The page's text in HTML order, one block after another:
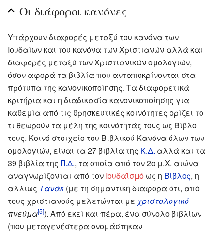
Οι διάφοροι κανόνες
Υπάρχουν διαφορές μεταξύ του κανόνα των
Ιουδαίων και του κανόνα των Χριστιανών αλλά και
διαφορές μεταξύ των Χριστιανικών ομολογιών,
όσον αφορά τα βιβλία που ανταποκρίνονται στα
πρότυπα της κανονικοποίησης. Τα διαφορετικά
κριτήρια και η διαδικασία κανονικοποίησης για
καθεμία από τις θρησκευτικές κοινότητες ορίζει το
τι θεωρούν τα μέλη της κοινότητάς τους ως Βίβλο
τους. Κοινό στοιχείο του Βιβλικού Κανόνα όλων των
ομολογιών, είναι τα 27 βιβλία της Κ.Δ. αλλά και τα
39 βιβλία της Π.Δ., τα οποία από τον 2ο μ.Χ. αιώνα
αναγνωρίζονται από τον Ιουδαϊσμό ως η Βίβλος, η
αλλιώς Τανάκ(με τη σημαντική διαφορά ότι, από
τους χριστιανούς μελετώνται με χριστολογικό
πνεύμα[5]). Από εκεί και πέρα, ένα σύνολο βιβλίων
(που μεταγενέστερα ονομάστηκαν